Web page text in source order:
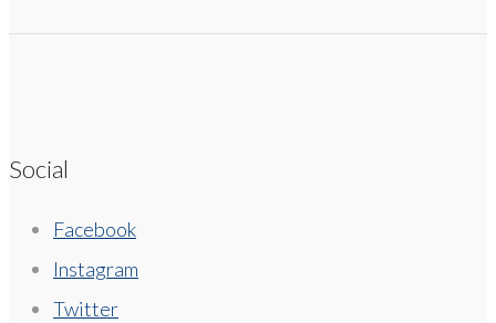
Social
Facebook
Instagram
Twitter